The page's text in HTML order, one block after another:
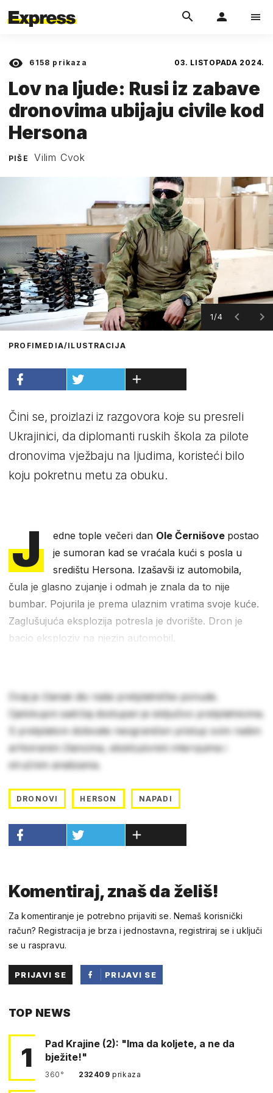
6158 prikaza 03. LISTOPADA 2024.
Lov na ljude: Rusi iz zabave
dronovima ubijaju civile kod
Hersona
PIŠE Vilim Cvok
1/4
PROFIMEDIA/ILUSTRACIJA
Čini se, proizlazi iz razgovora koje su presreli
Ukrajinici, da diplomanti ruskih škola za pilote
dronovima vježbaju na ljudima, koristeći bilo
koju pokretnu metu za obuku.
J edne tople večeri dan Ole Černišove postao
je sumoran kad se vraćala kući s posla u
središtu Hersona. Izašavši iz automobila,
čula je glasno zujanje i odmah je znala da to nije
bumbar. Pojurila je prema ulaznim vratima svoje kuće.
Zaglušujuća eksplozija potresla je dvorište. Dron je
bacio eksploziv na njezin automobil.
Ovaj je članak dio naše pretplatničke ponude.
Cjelokupni sadržaj dostupan je isključivo pretplatnicima.
S pretplatom dobivate neograničen pristup svim našim
arhiviranim člancima, ekskluzivnim intervjuima i
stručnim analizama.
DRONOVI HERSON NAPADI
Komentiraj, znaš da želiš!
Za komentiranje je potrebno prijaviti se. Nemaš korisnički
račun? Registracija je brza i jednostavna, registriraj se i uključi
se u raspravu.
PRIJAVI SE
PRIJAVI SE
TOP NEWS
1
Pad Krajine (2): "Ima da koljete, a ne da
bježite!"
360° 232409prikaza